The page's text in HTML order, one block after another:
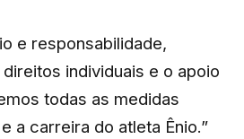
e responsabilidade,
individuais e o apoio
todas as medidas
a carreira do atleta Ênio.”